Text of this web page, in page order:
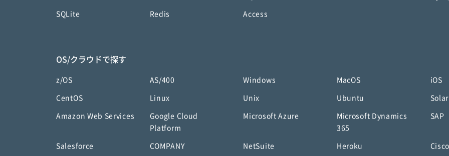
SQLite Redis Access
OS/クラウドで探す
z/OS AS/400 Windows MacOS iOS
CentOS Linux Unix Ubuntu
Amazon Web Services
Google Cloud
Platform
Microsoft Azure
Microsoft Dynamics
365
SAP
Salesforce COMPANY NetSuite Heroku Cisco